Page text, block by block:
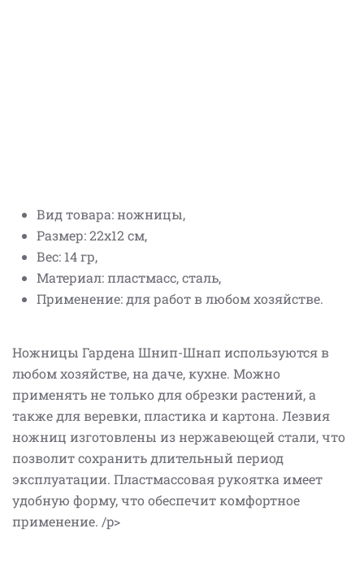
Вид товара: ножницы,
Размер: 22х12 см,
Вес: 14 гр,
Материал: пластмасс, сталь,
Применение: для работ в любом хозяйстве.
Ножницы Гардена Шнип-Шнап используются в
любом хозяйстве, на даче, кухне. Можно
применять не только для обрезки растений, а
также для веревки, пластика и картона. Лезвия
ножниц изготовлены из нержавеющей стали, что
позволит сохранить длительный период
эксплуатации. Пластмассовая рукоятка имеет
удобную форму, что обеспечит комфортное
применение. /p>